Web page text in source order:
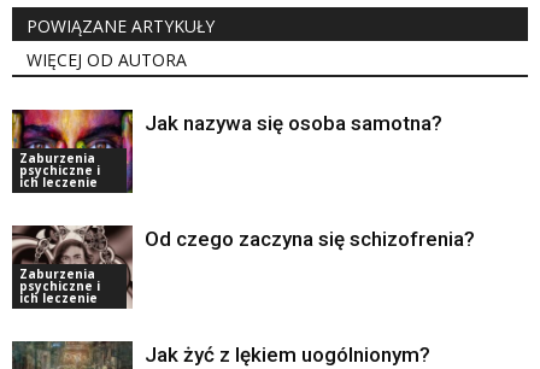
POWIĄZANE ARTYKUŁY
WIĘCEJ OD AUTORA
Zaburzenia
psychiczne i
ich leczenie
Jak nazywa się osoba samotna?
Zaburzenia
psychiczne i
ich leczenie
Od czego zaczyna się schizofrenia?
Jak żyć z lękiem uogólnionym?